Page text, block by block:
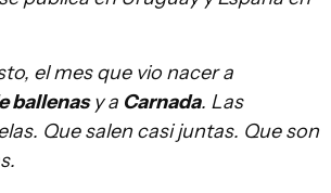
el mes que vio nacer a
ballenasy a Carnada. Las
Que salen casi juntas. Que son